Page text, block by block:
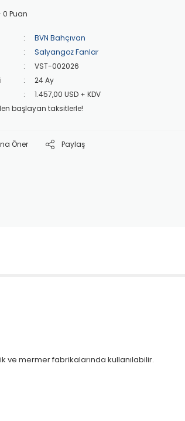
0 Puan
BVN Bahçıvan
Salyangoz Fanlar
VST-002026
24 Ay
1.457,00 USD + KDV
başlayan taksitlerle!
Öner Paylaş
mermer fabrikalarında kullanılabilir.